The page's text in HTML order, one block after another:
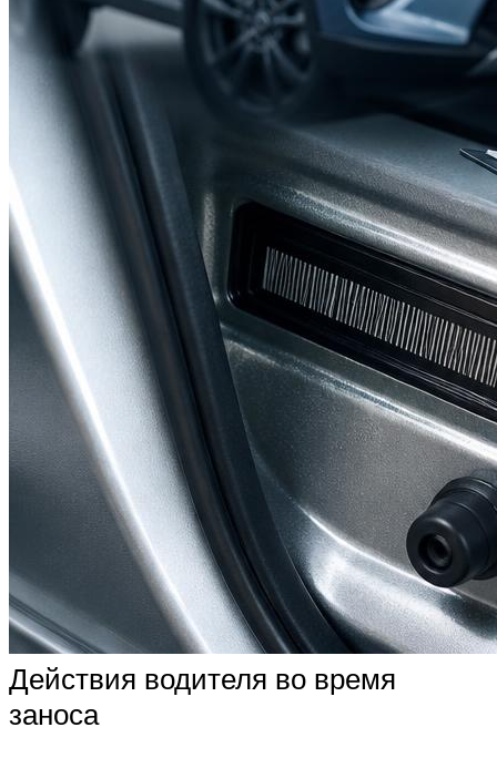
Действия водителя во время
заноса